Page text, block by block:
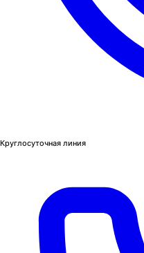
Круглосуточная линия